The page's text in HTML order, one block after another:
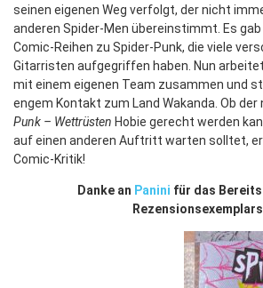
seinen eigenen Weg verfolgt, der nicht
anderen Spider-Men übereinstimmt. Es
Comic-Reihen zu Spider-Punk, die viele
Gitarristen aufgegriffen haben. Nun
mit einem eigenen Team zusammen und
engem Kontakt zum Land Wakanda. Ob der
Punk – Wettrüsten Hobie gerecht werden
auf einen anderen Auftritt warten solltet,
Comic-Kritik!
Danke an Panini für das